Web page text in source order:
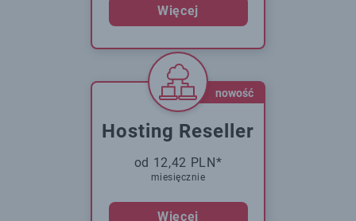
Więcej
nowość
Hosting Reseller
od 12,42 PLN*
miesięcznie
Więcej